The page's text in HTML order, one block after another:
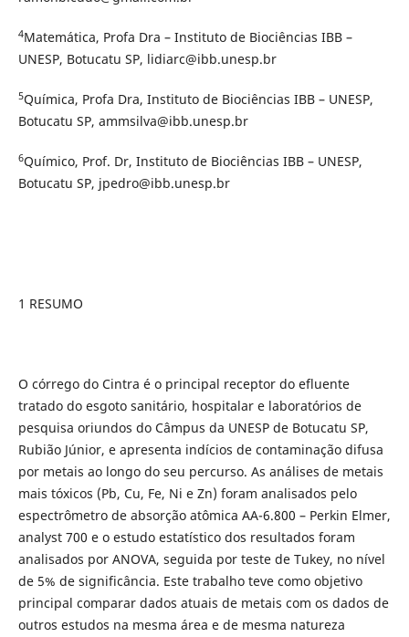
4Matemática, Profa Dra – Instituto de Biociências IBB –
UNESP, Botucatu SP, lidiarc@ibb.unesp.br
5Química, Profa Dra, Instituto de Biociências IBB – UNESP,
Botucatu SP, ammsilva@ibb.unesp.br
6Químico, Prof. Dr, Instituto de Biociências IBB – UNESP,
Botucatu SP, jpedro@ibb.unesp.br
1 RESUMO
O córrego do Cintra é o principal receptor do efluente
tratado do esgoto sanitário, hospitalar e laboratórios de
pesquisa oriundos do Câmpus da UNESP de Botucatu SP,
Rubião Júnior, e apresenta indícios de contaminação difusa
por metais ao longo do seu percurso. As análises de metais
mais tóxicos (Pb, Cu, Fe, Ni e Zn) foram analisados pelo
espectrômetro de absorção atômica AA-6.800 – Perkin Elmer,
analyst 700 e o estudo estatístico dos resultados foram
analisados por ANOVA, seguida por teste de Tukey, no nível
de 5% de significância. Este trabalho teve como objetivo
principal comparar dados atuais de metais com os dados de
outros estudos na mesma área e de mesma natureza